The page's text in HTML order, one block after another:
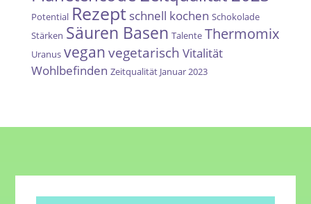
Potential Rezept schnell kochen Schokolade
Stärken Säuren Basen Talente Thermomix
Uranus veganvegetarisch Vitalität
Wohlbefinden Zeitqualität Januar 2023